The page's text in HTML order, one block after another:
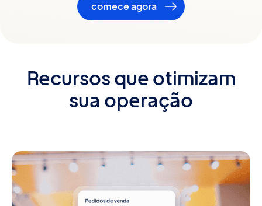
comece agora
Recursos que otimizam
sua operação